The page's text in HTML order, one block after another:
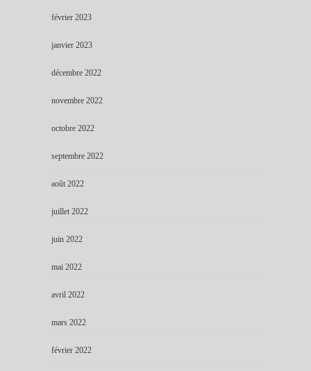
février 2023
janvier 2023
décembre 2022
novembre 2022
octobre 2022
septembre 2022
août 2022
juillet 2022
juin 2022
mai 2022
avril 2022
mars 2022
février 2022